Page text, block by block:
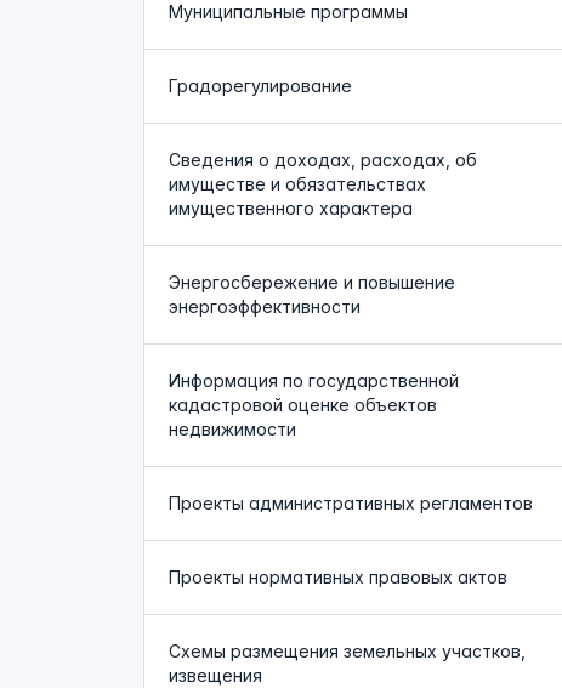
Муниципальные программы
Градорегулирование
Сведения о доходах, расходах, об
имуществе и обязательствах
имущественного характера
Энергосбережение и повышение
энергоэффективности
Информация по государственной
кадастровой оценке объектов
недвижимости
Проекты административных регламентов
Проекты нормативных правовых актов
Схемы размещения земельных участков,
извещения